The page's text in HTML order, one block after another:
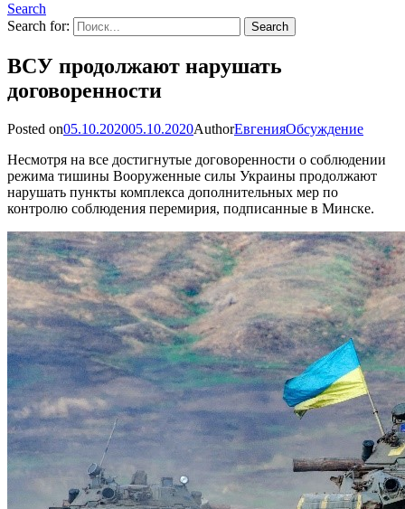
Search
Search for:
ВСУ продолжают нарушать
договоренности
Posted on05.10.202005.10.2020AuthorЕвгенияОбсуждение
Несмотря на все достигнутые договоренности о соблюдении
режима тишины Вооруженные силы Украины продолжают
нарушать пункты комплекса дополнительных мер по
контролю соблюдения перемирия, подписанные в Минске.